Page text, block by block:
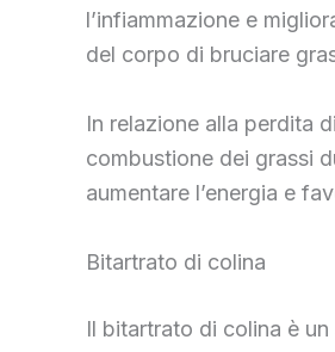
l’infiammazione e
del corpo di bruciare
In relazione alla perdita
combustione dei grassi
aumentare l’energia e
Bitartrato di colina
Il bitartrato di colina è